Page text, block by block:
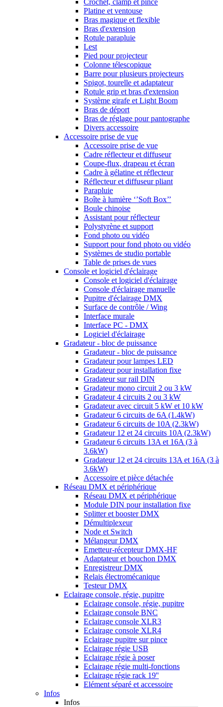
Crochet, clamp et pince
Platine et ventouse
Bras magique et flexible
Bras d'extension
Rotule parapluie
Lest
Pied pour projecteur
Colonne télescopique
Barre pour plusieurs projecteurs
Spigot, tourelle et adaptateur
Rotule grip et bras d'extension
Système girafe et Light Boom
Bras de déport
Bras de réglage pour pantographe
Divers accessoire
Accessoire prise de vue
Accessoire prise de vue
Cadre réflecteur et diffuseur
Coupe-flux, drapeau et écran
Cadre à gélatine et réflecteur
Réflecteur et diffuseur pliant
Parapluie
Boîte à lumière ‘’Soft Box’’
Boule chinoise
Assistant pour réflecteur
Polystyrène et support
Fond photo ou vidéo
Support pour fond photo ou vidéo
Systèmes de studio portable
Table de prises de vues
Console et logiciel d'éclairage
Console et logiciel d'éclairage
Console d'éclairage manuelle
Pupitre d'éclairage DMX
Surface de contrôle / Wing
Interface murale
Interface PC - DMX
Logiciel d'éclairage
Gradateur - bloc de puissance
Gradateur - bloc de puissance
Gradateur pour lampes LED
Gradateur pour installation fixe
Gradateur sur rail DIN
Gradateur mono circuit 2 ou 3 kW
Gradateur 4 circuits 2 ou 3 kW
Gradateur avec circuit 5 kW et 10 kW
Gradateur 6 circuits de 6A (1.4kW)
Gradateur 6 circuits de 10A (2.3kW)
Gradateur 12 et 24 circuits 10A (2.3kW)
Gradateur 6 circuits 13A et 16A (3 à
3.6kW)
Gradateur 12 et 24 circuits 13A et 16A (3 à
3.6kW)
Accessoire et pièce détachée
Réseau DMX et périphérique
Réseau DMX et périphérique
Module DIN pour installation fixe
Splitter et booster DMX
Démultiplexeur
Node et Switch
Mélangeur DMX
Emetteur-récepteur DMX-HF
Adaptateur et bouchon DMX
Enregistreur DMX
Relais électromécanique
Testeur DMX
Eclairage console, régie, pupitre
Eclairage console, régie, pupitre
Eclairage console BNC
Eclairage console XLR3
Eclairage console XLR4
Eclairage pupitre sur pince
Eclairage régie USB
Eclairage régie à poser
Eclairage régie multi-fonctions
Eclairage régie rack 19''
Elément séparé et accessoire
Infos
Infos